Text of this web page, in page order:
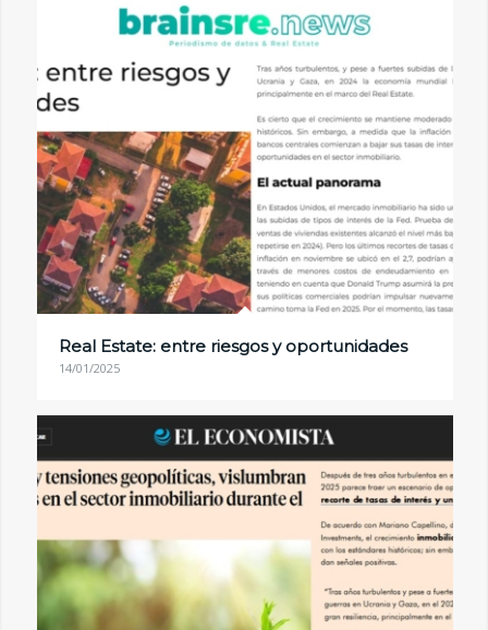
Real Estate: entre riesgos y oportunidades
14/01/2025